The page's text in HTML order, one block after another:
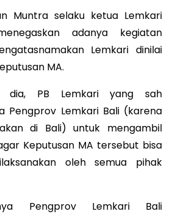
Muntra selaku ketua Lemkari
adanya kegiatan
Lemkari dinilai
MA.
dia, PB Lemkari yang sah
Pengprov Lemkari Bali (karena
di Bali) untuk mengambil
Keputusan MA tersebut bisa
oleh semua pihak
Pengprov Lemkari Bali